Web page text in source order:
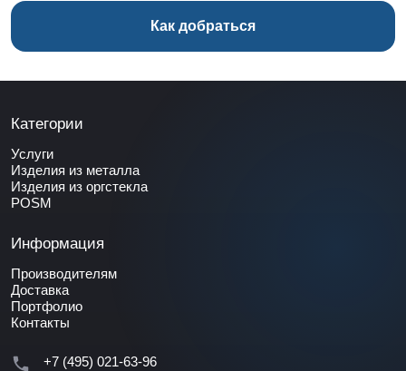
Как добраться
Категории
Услуги
Изделия из металла
Изделия из оргстекла
POSM
Информация
Производителям
Доставка
Портфолио
Контакты
+7 (495) 021-63-96